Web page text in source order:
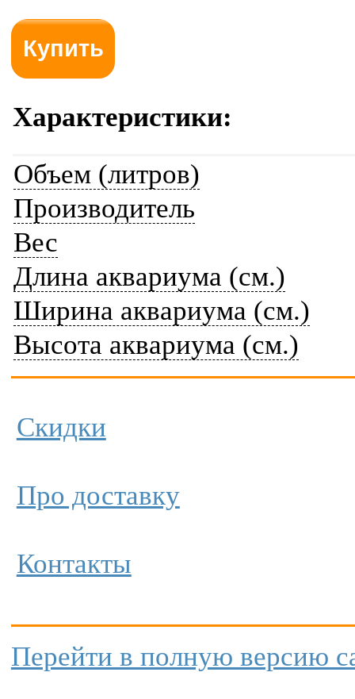
Характеристики:
Объем (литров)
Производитель
Вес
Длина аквариума (см.)
Ширина аквариума (см.)
Высота аквариума (см.)
Скидки
Про доставку
Контакты
Перейти в полную версию